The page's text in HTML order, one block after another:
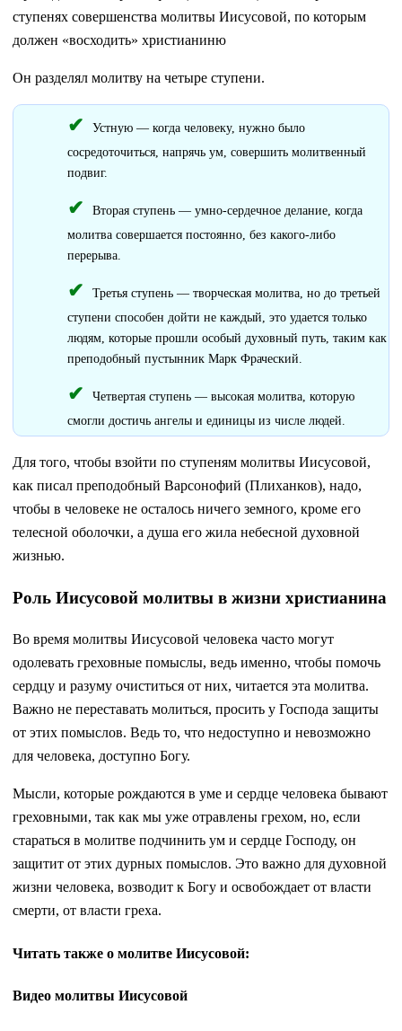
ступенях совершенства молитвы Иисусовой, по которым
должен «восходить» христианиню
Он разделял молитву на четыре ступени.
Устную — когда человеку, нужно было
сосредоточиться, напрячь ум, совершить молитвенный
подвиг.
Вторая ступень — умно-сердечное делание, когда
молитва совершается постоянно, без какого-либо
перерыва.
Третья ступень — творческая молитва, но до третьей
ступени способен дойти не каждый, это удается только
людям, которые прошли особый духовный путь, таким как
преподобный пустынник Марк Фраческий.
Четвертая ступень — высокая молитва, которую
смогли достичь ангелы и единицы из числе людей.
Для того, чтобы взойти по ступеням молитвы Иисусовой,
как писал преподобный Варсонофий (Плиханков), надо,
чтобы в человеке не осталось ничего земного, кроме его
телесной оболочки, а душа его жила небесной духовной
жизнью.
Роль Иисусовой молитвы в жизни христианина
Во время молитвы Иисусовой человека часто могут
одолевать греховные помыслы, ведь именно, чтобы помочь
сердцу и разуму очиститься от них, читается эта молитва.
Важно не переставать молиться, просить у Господа защиты
от этих помыслов. Ведь то, что недоступно и невозможно
для человека, доступно Богу.
Мысли, которые рождаются в уме и сердце человека бывают
греховными, так как мы уже отравлены грехом, но, если
стараться в молитве подчинить ум и сердце Господу, он
защитит от этих дурных помыслов. Это важно для духовной
жизни человека, возводит к Богу и освобождает от власти
смерти, от власти греха.
Читать также о молитве Иисусовой:
Видео молитвы Иисусовой